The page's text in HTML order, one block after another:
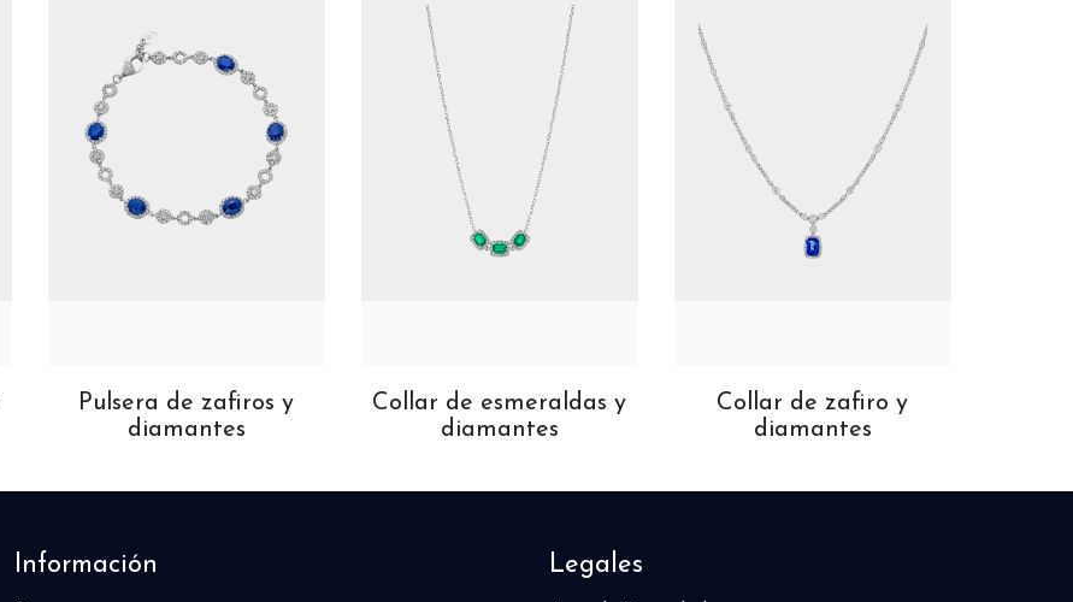
Pulsera de zafiros y
diamantes
Collar de esmeraldas y
diamantes
Collar de zafiro y
diamantes
Información Legales